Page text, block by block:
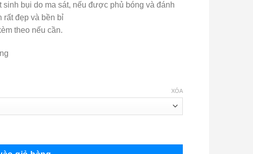
bụi do ma sát, nếu được phủ bóng và đánh
rất đẹp và bền bỉ
theo nếu cần.
XÓA